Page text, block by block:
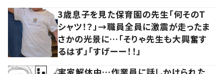
3歳息子を見た保育園の先生「何そのT
シャツ！？」→職員全員に激震が走ったま
さかの光景に…「そりゃ先生も大興奮す
るはず」「すげーー！！」